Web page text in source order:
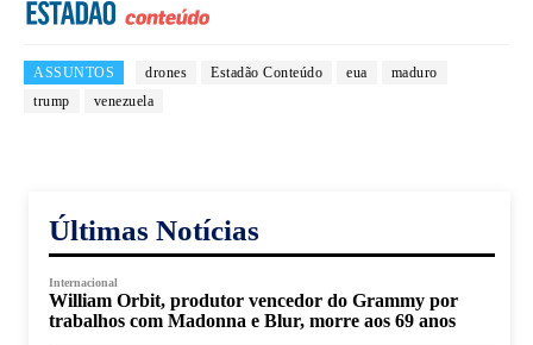
ASSUNTOS drones Estadão Conteúdo eua
maduro
trump
venezuela
Últimas Notícias
Internacional
William Orbit, produtor vencedor do Grammy por
trabalhos com Madonna e Blur, morre aos 69 anos